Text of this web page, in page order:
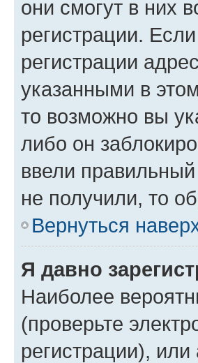
они смогут в них
регистрации.
регистрации
указанными в
то возможно вы
либо он
ввели
не получили, то
Вернуться
Я давно
Наиболее
(проверьте
регистрации),